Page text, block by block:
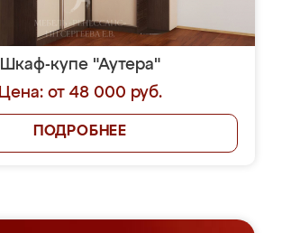
Шкаф-купе "Аутера"
Цена: от 48 000 руб.
ПОДРОБНЕЕ